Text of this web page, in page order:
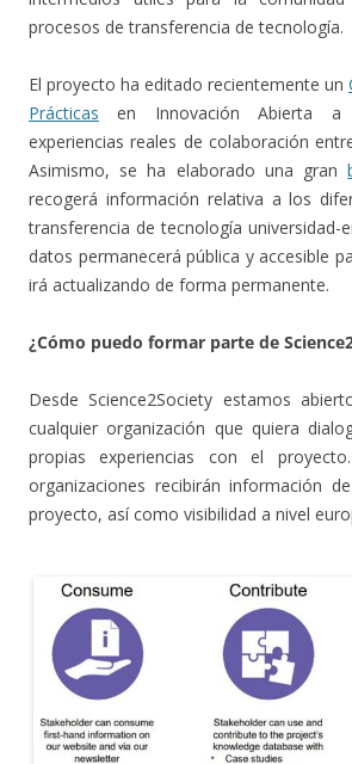
procesos de transferencia de tecnología.
El proyecto ha editado recientemente un
Prácticas en Innovación Abierta
experiencias reales de colaboración
Asimismo, se ha elaborado una gran
recogerá información relativa a los
transferencia de tecnología universidad-
datos permanecerá pública y accesible
irá actualizando de forma permanente.
¿Cómo puedo formar parte de
Desde Science2Society estamos
cualquier organización que quiera
propias experiencias con el
organizaciones recibirán información
proyecto, así como visibilidad a nivel